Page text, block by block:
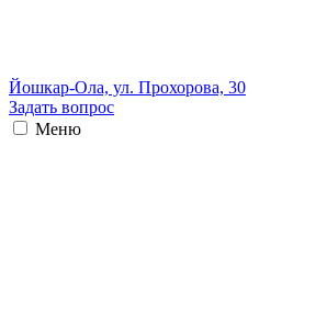
Йошкар-Ола, ул. Прохорова, 30
Задать вопрос
Меню